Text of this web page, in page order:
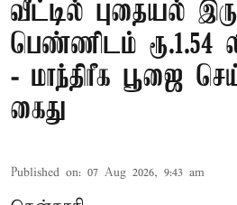
வீட்டில் புதையல்
பெண்ணிடம் ரூ.1.54
- மாந்திரீக பூஜை
கைது
Published on: 07 Aug 2026, 9:43 am